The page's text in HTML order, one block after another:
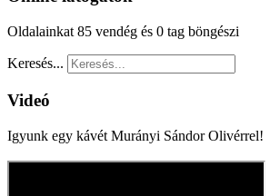
Oldalainkat 85 vendég és 0 tag böngészi
Keresés...
Videó
Igyunk egy kávét Murányi Sándor Olivérrel!